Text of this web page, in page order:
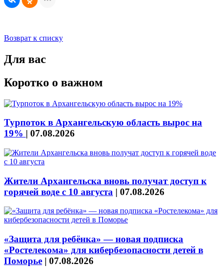
Возврат к списку
Для вас
Коротко о важном
Турпоток в Архангельскую область вырос на
19% | 07.08.2026
Жители Архангельска вновь получат доступ к
горячей воде с 10 августа | 07.08.2026
«Защита для ребёнка» — новая подписка
«Ростелекома» для кибербезопасности детей в
Поморье | 07.08.2026